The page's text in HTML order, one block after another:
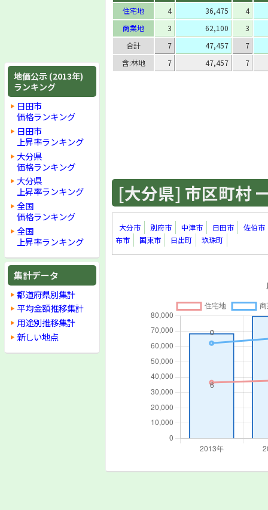
地価公示 (2013年)
ランキング
日田市
価格ランキング
日田市
上昇率ランキング
大分県
価格ランキング
大分県
上昇率ランキング
全国
価格ランキング
全国
上昇率ランキング
集計データ
都道府県別集計
平均金額推移集計
用途別推移集計
新しい地点
住宅地
4 36,475
4
商業地
3 62,100
3
合計
7 47,457
7
含:林地
7 47,457 7
[大分県] 市区町村
大分市 別府市 中津市 日田市
佐伯市
布市
国東市 日出町 玖珠町